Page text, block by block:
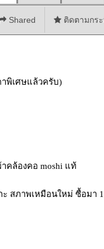
Shared ติดตามกร
าพิเศษแล้วครับ)
คล้องคอ moshi แท้
สภาพเหมือนใหม่ ซื้อมา